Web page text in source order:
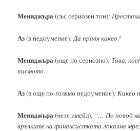
Мениджъра(със сериозен тон):
Аз(в недоумение): Да правя какво?
Мениджъра(още по сериозно): Това,
писмото.
Аз(в още по-голямо недоумение): Какво
Мениджъра(чете имейл): “… По повод
връзките на финансистката локална